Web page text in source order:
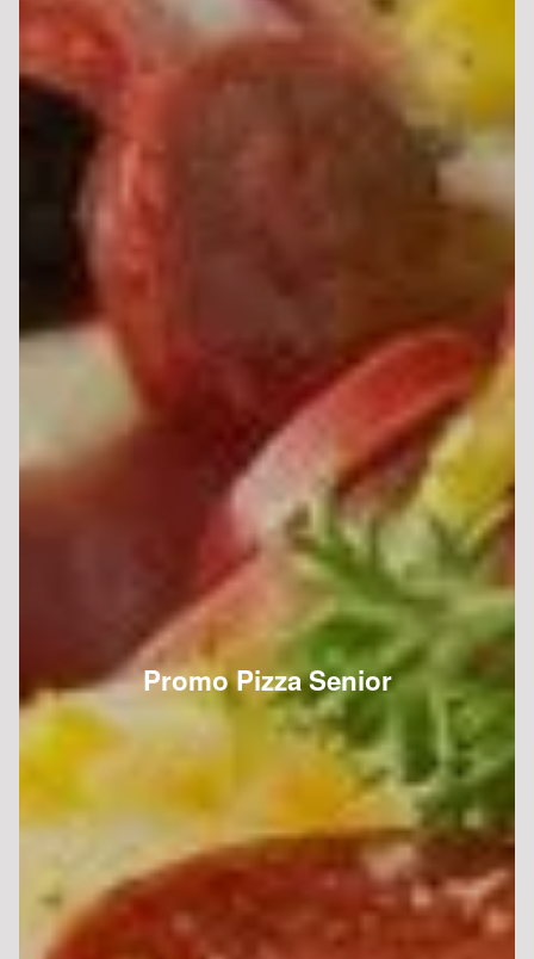
Promo Pizza Senior